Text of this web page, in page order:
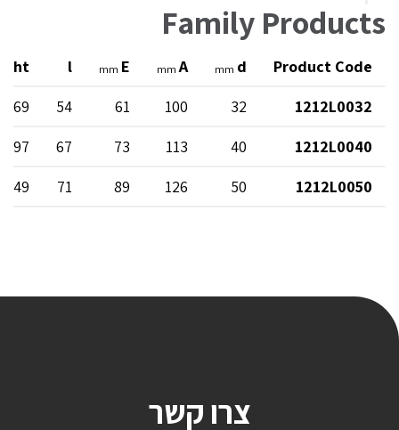
Family Products
Product Code
d
mm
A
mm
E
mm
l
1212L0032
32
100
61
54
69
1212L0040
40
113
73
67
97
1212L0050
50
126
89
71
149
צרו קשר